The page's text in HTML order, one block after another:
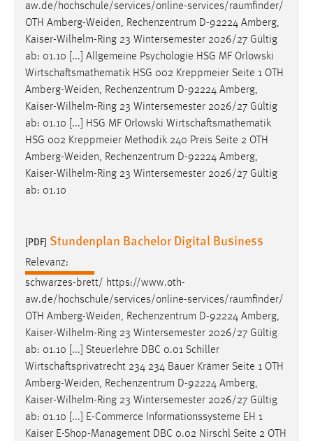
aw.de/hochschule/services/online-services/raumfinder/
OTH Amberg-Weiden, Rechenzentrum D-92224 Amberg,
Kaiser-Wilhelm-Ring 23 Wintersemester 2026/27 Gültig
ab: 01.10 [...] Allgemeine Psychologie HSG MF Orlowski
Wirtschaftsmathematik HSG 002 Kreppmeier Seite 1 OTH
Amberg-Weiden, Rechenzentrum D-92224 Amberg,
Kaiser-Wilhelm-Ring 23 Wintersemester 2026/27 Gültig
ab: 01.10 [...] HSG MF Orlowski Wirtschaftsmathematik
HSG 002 Kreppmeier Methodik 240 Preis Seite 2 OTH
Amberg-Weiden, Rechenzentrum D-92224 Amberg,
Kaiser-Wilhelm-Ring 23 Wintersemester 2026/27 Gültig
ab: 01.10
[PDF] Stundenplan Bachelor Digital Business
Relevanz:
schwarzes-brett/ https://www.oth-
aw.de/hochschule/services/online-services/raumfinder/
OTH Amberg-Weiden, Rechenzentrum D-92224 Amberg,
Kaiser-Wilhelm-Ring 23 Wintersemester 2026/27 Gültig
ab: 01.10 [...] Steuerlehre DBC 0.01 Schiller
Wirtschaftsprivatrecht 234 234 Bauer Krämer Seite 1 OTH
Amberg-Weiden, Rechenzentrum D-92224 Amberg,
Kaiser-Wilhelm-Ring 23 Wintersemester 2026/27 Gültig
ab: 01.10 [...] E-Commerce Informationssysteme EH 1
Kaiser E-Shop-Management DBC 0.02 Nirschl Seite 2 OTH